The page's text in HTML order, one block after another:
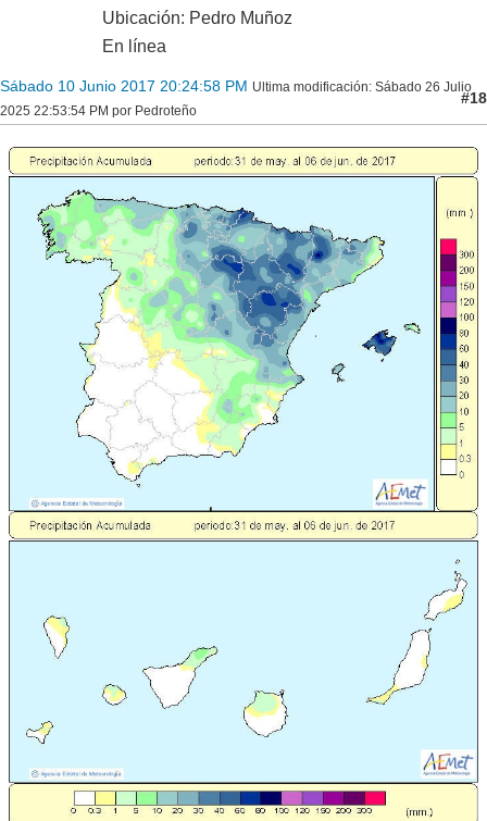
Ubicación: Pedro Muñoz
En línea
Sábado 10 Junio 2017 20:24:58 PM Ultima modificación: Sábado 26 Julio
2025 22:53:54 PM por Pedroteño
#18